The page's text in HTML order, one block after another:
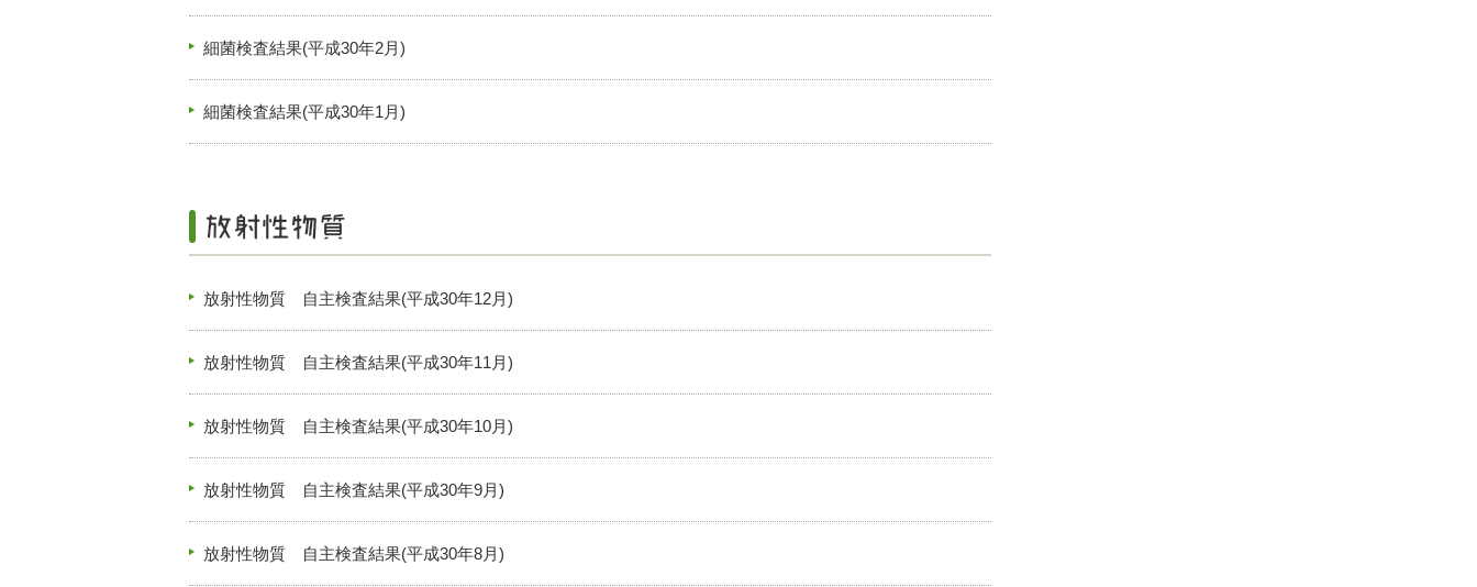
細菌検査結果(平成30年2月)
細菌検査結果(平成30年1月)
放射性物質 自主検査結果(平成30年12月)
放射性物質 自主検査結果(平成30年11月)
放射性物質 自主検査結果(平成30年10月)
放射性物質 自主検査結果(平成30年9月)
放射性物質 自主検査結果(平成30年8月)